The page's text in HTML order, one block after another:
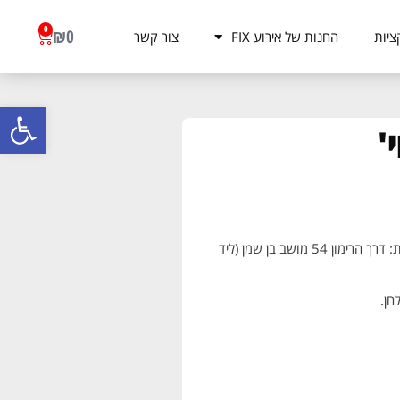
פתח
החנות של אירוע FIX צור קשר ₪0
0
משלוח עד הבית בתוך 3 ימי עסקים (85 ₪) | איסוף עצמי בכתובת: דרך הרימון 54 מושב בן שמן (ליד